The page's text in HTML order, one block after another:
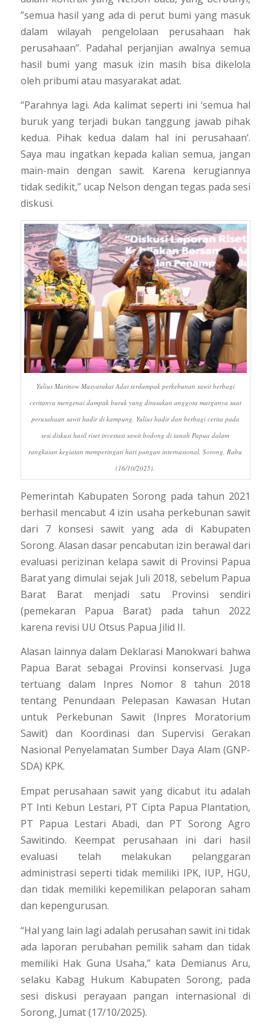
”semua hasil yang ada di perut bumi yang masuk
dalam wilayah pengelolaan perusahaan hak
perusahaan”. Padahal perjanjian awalnya semua
hasil bumi yang masuk izin masih bisa dikelola
oleh pribumi atau masyarakat adat.
“Parahnya lagi. Ada kalimat seperti ini ‘semua hal
buruk yang terjadi bukan tanggung jawab pihak
kedua. Pihak kedua dalam hal ini perusahaan’.
Saya mau ingatkan kepada kalian semua, jangan
main-main dengan sawit. Karena kerugiannya
tidak sedikit,”ucap Nelson dengan tegas pada sesi
diskusi.
Yulius Marinow Masyarakat Adat terdampak perkebunan sawit berbagi
ceritanya mengenai dampak buruk yang dirasakan anggota marganya saat
perusahaan sawit hadir di kampung. Yulius hadir dan berbagi cerita pada
sesi diskusi hasil riset investasi sawit bodong di tanah Papua dalam
rangkaian kegiatan memperingati hari pangan internasional, Sorong, Rabu
(16/10/2025).
Pemerintah Kabupaten Sorong pada tahun 2021
berhasil mencabut 4 izin usaha perkebunan sawit
dari 7 konsesi sawit yang ada di Kabupaten
Sorong. Alasan dasar pencabutan izin berawal dari
evaluasi perizinan kelapa sawit di Provinsi Papua
Barat yang dimulai sejak Juli 2018, sebelum Papua
Barat Barat menjadi satu Provinsi sendiri
(pemekaran Papua Barat) pada tahun 2022
karena revisi UU Otsus Papua Jilid II.
Alasan lainnya dalam Deklarasi Manokwari bahwa
Papua Barat sebagai Provinsi konservasi. Juga
tertuang dalam Inpres Nomor 8 tahun 2018
tentang Penundaan Pelepasan Kawasan Hutan
untuk Perkebunan Sawit (Inpres Moratorium
Sawit) dan Koordinasi dan Supervisi Gerakan
Nasional Penyelamatan Sumber Daya Alam (GNP-
SDA) KPK.
Empat perusahaan sawit yang dicabut itu adalah
PT Inti Kebun Lestari, PT Cipta Papua Plantation,
PT Papua Lestari Abadi, dan PT Sorong Agro
Sawitindo. Keempat perusahaan ini dari hasil
evaluasi telah melakukan pelanggaran
administrasi seperti tidak memiliki IPK, IUP, HGU,
dan tidak memiliki kepemilikan pelaporan saham
dan kepengurusan.
“Hal yang lain lagi adalah perusahan sawit ini tidak
ada laporan perubahan pemilik saham dan tidak
memiliki Hak Guna Usaha,” kata Demianus Aru,
selaku Kabag Hukum Kabupaten Sorong, pada
sesi diskusi perayaan pangan internasional di
Sorong, Jumat (17/10/2025).